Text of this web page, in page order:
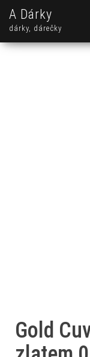
A Dárky
dárky, dárečky
Gold